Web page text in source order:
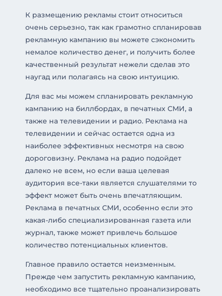
К размещению рекламы стоит относиться
очень серьезно, так как грамотно спланировав
рекламную кампанию вы можете сэкономить
немалое количество денег, и получить более
качественный результат нежели сделав это
наугад или полагаясь на свою интуицию.
Для вас мы можем спланировать рекламную
кампанию на биллбордах, в печатных СМИ, а
также на телевидении и радио. Реклама на
телевидении и сейчас остается одна из
наиболее эффективных несмотря на свою
дороговизну. Реклама на радио подойдет
далеко не всем, но если ваша целевая
аудитория все-таки является слушателями то
эффект может быть очень впечатляющим.
Реклама в печатных СМИ, особенно если это
какая-либо специализированная газета или
журнал, также может привлечь большое
количество потенциальных клиентов.
Главное правило остается неизменным.
Прежде чем запустить рекламную кампанию,
необходимо все тщательно проанализировать